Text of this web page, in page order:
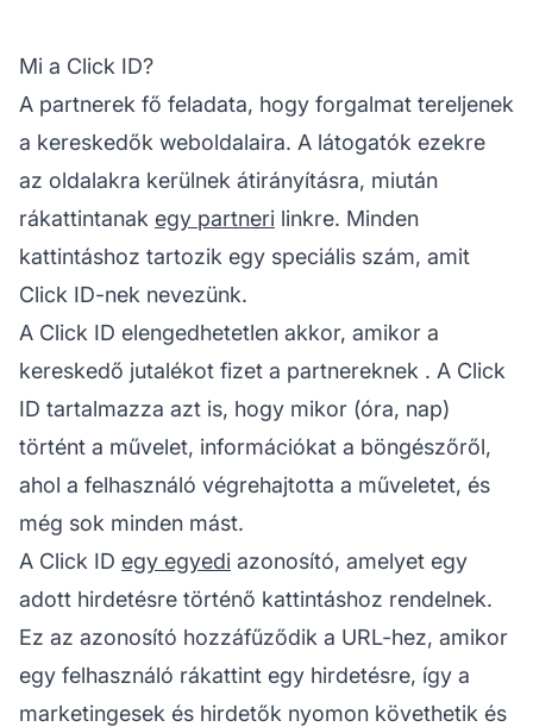
Mi a Click ID?
A partnerek fő feladata, hogy forgalmat tereljenek
a kereskedők weboldalaira. A látogatók ezekre
az oldalakra kerülnek átirányításra, miután
rákattintanak egy partneri linkre. Minden
kattintáshoz tartozik egy speciális szám, amit
Click ID-nek nevezünk.
A Click ID elengedhetetlen akkor, amikor a
kereskedő jutalékot fizet a partnereknek . A Click
ID tartalmazza azt is, hogy mikor (óra, nap)
történt a művelet, információkat a böngészőről,
ahol a felhasználó végrehajtotta a műveletet, és
még sok minden mást.
A Click ID egy egyedi azonosító, amelyet egy
adott hirdetésre történő kattintáshoz rendelnek.
Ez az azonosító hozzáfűződik a URL-hez, amikor
egy felhasználó rákattint egy hirdetésre, így a
marketingesek és hirdetők nyomon követhetik és